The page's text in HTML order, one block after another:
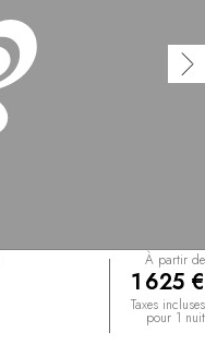
À partir de
1 625 €
Taxes incluses
pour 1 nuit